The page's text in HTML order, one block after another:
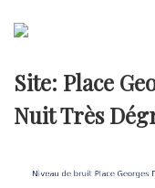
Site: Place
Nuit Très